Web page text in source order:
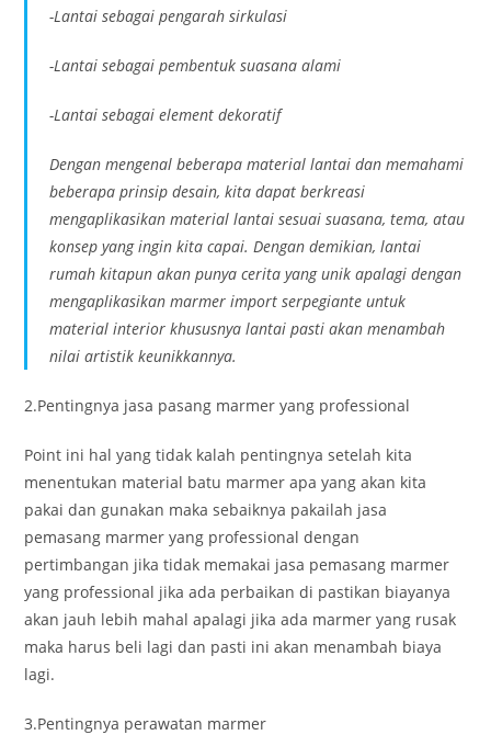
-Lantai sebagai pengarah sirkulasi
-Lantai sebagai pembentuk suasana alami
-Lantai sebagai element dekoratif
Dengan mengenal beberapa material lantai dan memahami
beberapa prinsip desain, kita dapat berkreasi
mengaplikasikan material lantai sesuai suasana, tema, atau
konsep yang ingin kita capai. Dengan demikian, lantai
rumah kitapun akan punya cerita yang unik apalagi dengan
mengaplikasikan marmer import serpegiante untuk
material interior khususnya lantai pasti akan menambah
nilai artistik keunikkannya.
2.Pentingnya jasa pasang marmer yang professional
Point ini hal yang tidak kalah pentingnya setelah kita
menentukan material batu marmer apa yang akan kita
pakai dan gunakan maka sebaiknya pakailah jasa
pemasang marmer yang professional dengan
pertimbangan jika tidak memakai jasa pemasang marmer
yang professional jika ada perbaikan di pastikan biayanya
akan jauh lebih mahal apalagi jika ada marmer yang rusak
maka harus beli lagi dan pasti ini akan menambah biaya
lagi.
3.Pentingnya perawatan marmer